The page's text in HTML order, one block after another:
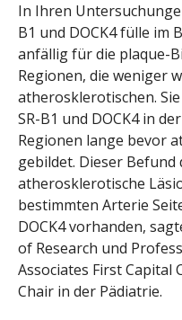
In Ihren
B1 und DOCK4 fülle im
anfällig für die plaque-
Regionen, die weniger
atherosklerotischen.
SR-B1 und DOCK4 in
Regionen lange bevor
gebildet. Dieser
atherosklerotische
bestimmten Arterie
DOCK4 vorhanden,
of Research und
Associates First
Chair in der Pädiatrie.